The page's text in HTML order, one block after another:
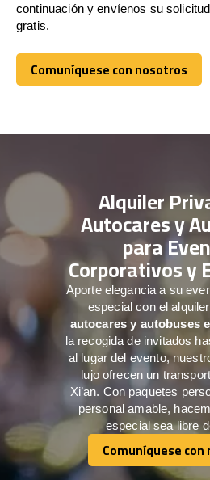
continuación y envíenos su
gratis.
Comuníquese con nosotros
Comuníquese con nosotros
Alquiler
Autocares y
para
Corporativos y
Aporte elegancia a su
especial con el alquiler
autocares y autobuses
la recogida de invitados
al lugar del evento,
lujo ofrecen un
Xi’an. Con paquetes
personal amable,
especial sea libre
Comuníquese
Comuníquese